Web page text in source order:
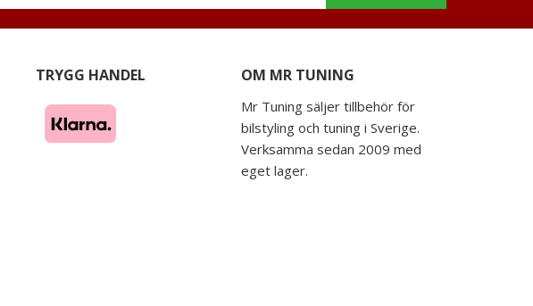
TRYGG HANDEL OM MR TUNING
Mr Tuning säljer tillbehör för
bilstyling och tuning i Sverige.
Verksamma sedan 2009 med
eget lager.